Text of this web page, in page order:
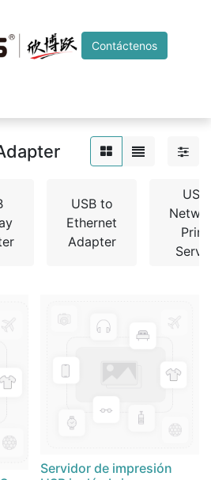
Contáctenos
USB to
Ethernet
Adapter
USB
Print
Servidor de impresión